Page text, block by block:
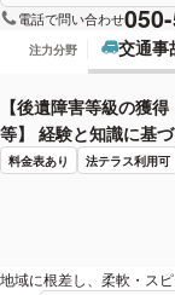
電話で問い合わせ
注力分野 交通事
【後遺障害等級の獲
等】 経験と知識に基
料金表あり 法テラス利用可
地域に根差し、柔軟・ス